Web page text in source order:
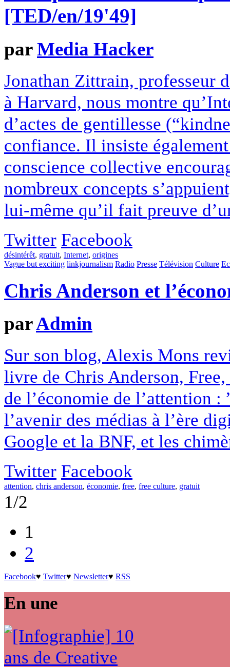
[TED/en/19'49]
parMedia Hacker
Jonathan Zittrain, professeur
à Harvard, nous montre
d’actes de gentillesse
confiance. Il insiste
conscience collective
nombreux concepts
lui-même qu’il fait preuve
Twitter Facebook
désintérêt, gratuit, Internet, origines
Vague but exciting linkjournalism Radio Presse Télévision Culture
Chris Anderson et
parAdmin
Sur son blog, Alexis Mons
livre de Chris Anderson,
de l’économie de l’attention
l’avenir des médias à l’ère
Google et la BNF, et les
Twitter Facebook
attention, chris anderson, économie, free, free culture, gratuit
1/2
1
2
Facebook♥ Twitter♥ Newsletter♥ RSS
En une